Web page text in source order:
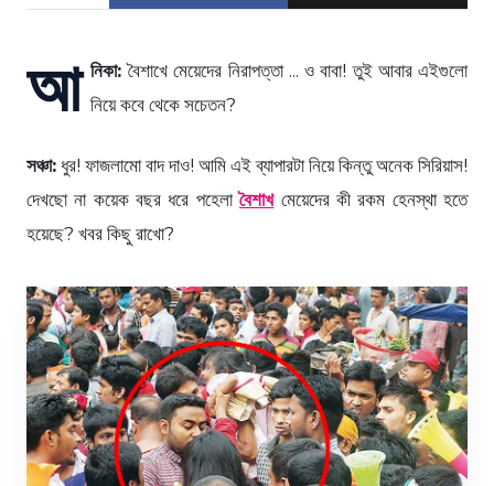
আ নিকা:বৈশাখে মেয়েদের নিরাপত্তা ... ও বাবা! তুই আবার এইগুলো
নিয়ে কবে থেকে সচেতন?
সঞ্চা: ধুর! ফাজলামো বাদ দাও! আমি এই ব্যাপারটা নিয়ে কিন্তু অনেক সিরিয়াস!
দেখছো না কয়েক বছর ধরে পহেলাবৈশাখমেয়েদের কী রকম হেনস্থা হতে
হয়েছে? খবর কিছু রাখো?